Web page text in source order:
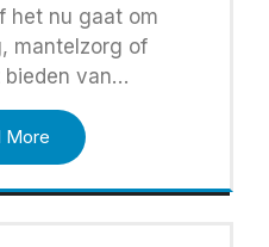
het nu gaat om
mantelzorg of
bieden van…
More